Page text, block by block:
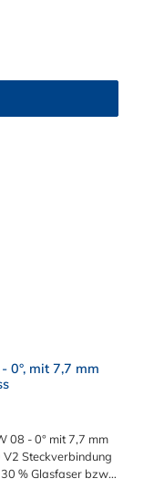
für
0°, mit 7,7 mm
08 - 0° mit 7,7 mm
V2 Steckverbindung
% Glasfaser bzw.